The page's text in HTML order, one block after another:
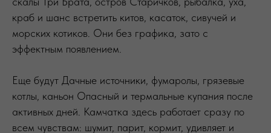
краб и шанс встретить китов, касаток, сивучей и
морских котиков. Они без графика, зато с
эффектным появлением.
Еще будут Дачные источники, фумаролы, грязевые
котлы, каньон Опасный и термальные купания после
активных дней. Камчатка здесь работает сразу по
всем чувствам: шумит, парит, кормит, удивляет и